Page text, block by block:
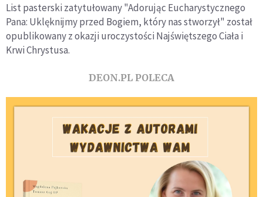
List pasterski zatytułowany "Adorując Eucharystycznego
Pana: Uklęknijmy przed Bogiem, który nas stworzył" został
opublikowany z okazji uroczystości Najświętszego Ciała i
Krwi Chrystusa.
DEON.PL POLECA